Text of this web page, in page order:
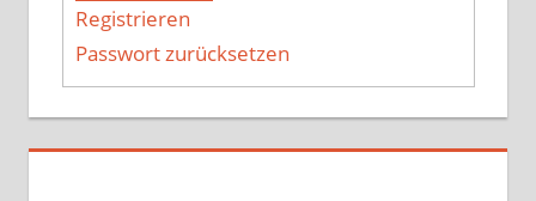
Registrieren
Passwort zurücksetzen